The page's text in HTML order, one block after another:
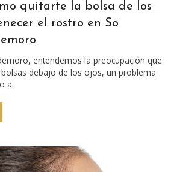
quitarte la bolsa de los
el rostro en So
entendemos la preocupación que
debajo de los ojos, un problema
a